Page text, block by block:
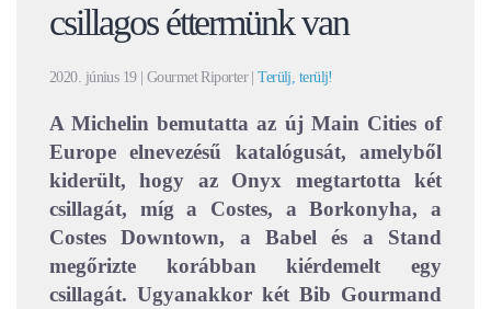
csillagos éttermünk van
2020. június 19| Gourmet Riporter |Terülj, terülj!
A Michelin bemutatta az új Main Cities of
Europe elnevezésű katalógusát, amelyből
kiderült, hogy az Onyx megtartotta két
csillagát, míg a Costes, a Borkonyha, a
Costes Downtown, a Babel és a Stand
megőrizte korábban kiérdemelt egy
csillagát. Ugyanakkor két Bib Gourmand